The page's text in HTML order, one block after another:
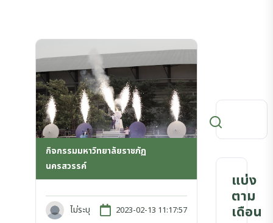
กิจกรรมมหาวิทยาลัยราชภัฏ
นครสวรรค์
ไม่ระบุ 2023-02-13 11:17:57
แบ่ง
ตาม
เดือน